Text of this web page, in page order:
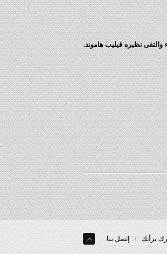
والتقى نظيره فيليب هاموند.
برأيك إتصل بنا